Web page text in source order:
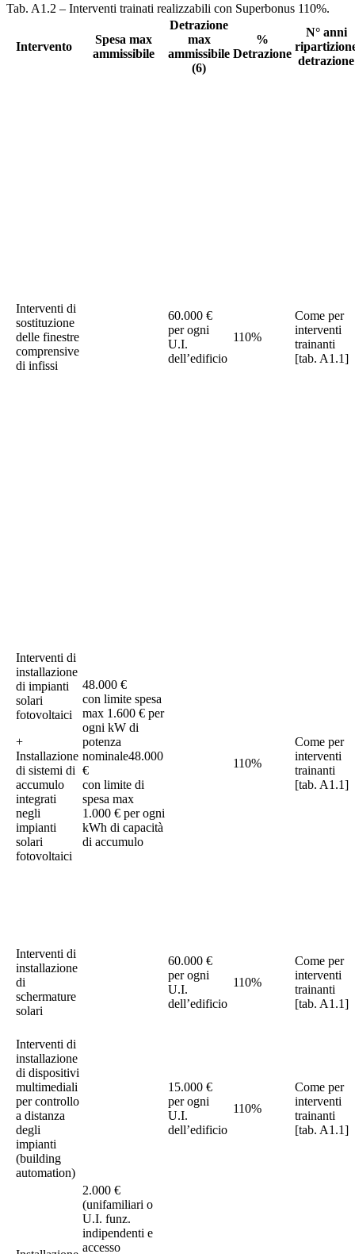
Tab. A1.2 – Interventi trainati realizzabili con Superbonus 110%.
Intervento
Spesa max
ammissibile
Detrazione
max
ammissibile
(6)
%
Detrazione
N° anni
detrazione
Interventi di
sostituzione
delle finestre
comprensive
di infissi
60.000 €
per ogni
U.I.
dell’edificio
110%
Come per
interventi
trainanti
[tab. A1.1]
Interventi di
installazione
di impianti
solari
fotovoltaici
+
Installazione
di sistemi di
accumulo
integrati
negli
impianti
solari
fotovoltaici
48.000 €
con limite spesa
max 1.600 € per
ogni kW di
potenza
nominale48.000
€
con limite di
spesa max
1.000 € per ogni
kWh di capacità
di accumulo
110%
Come per
interventi
trainanti
[tab. A1.1]
Interventi di
installazione
di
schermature
solari
60.000 €
per ogni
U.I.
dell’edificio
110%
Come per
interventi
trainanti
[tab. A1.1]
Interventi di
installazione
di dispositivi
multimediali
per controllo
a distanza
degli
impianti
(building
automation)
15.000 €
per ogni
U.I.
dell’edificio
110%
Come per
interventi
trainanti
[tab. A1.1]
2.000 €
(unifamiliari o
U.I. funz.
indipendenti e
accesso